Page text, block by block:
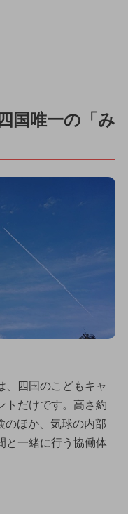
国唯一の「み
、四国のこどもキャ
トだけです。高さ約
のほか、気球の内部
と一緒に行う協働体